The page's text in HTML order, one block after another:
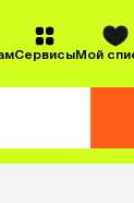
СервисыМой